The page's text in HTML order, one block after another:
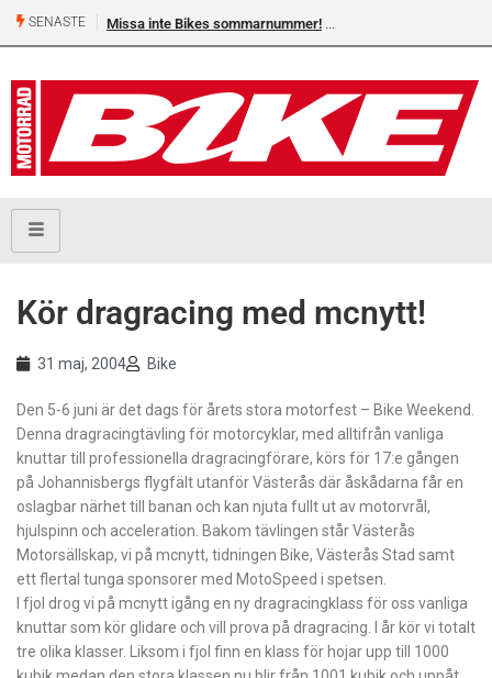
SENASTE Missa inte Bikes sommarnummer!
Kör dragracing med mcnytt!
31 maj, 2004 Bike
Den 5-6 juni är det dags för årets stora motorfest – Bike Weekend.
Denna dragracingtävling för motorcyklar, med alltifrån vanliga
knuttar till professionella dragracingförare, körs för 17:e gången
på Johannisbergs flygfält utanför Västerås där åskådarna får en
oslagbar närhet till banan och kan njuta fullt ut av motorvrål,
hjulspinn och acceleration. Bakom tävlingen står Västerås
Motorsällskap, vi på mcnytt, tidningen Bike, Västerås Stad samt
ett flertal tunga sponsorer med MotoSpeed i spetsen.
I fjol drog vi på mcnytt igång en ny dragracingklass för oss vanliga
knuttar som kör glidare och vill prova på dragracing. I år kör vi totalt
tre olika klasser. Liksom i fjol finn en klass för hojar upp till 1000